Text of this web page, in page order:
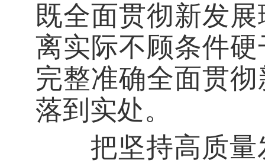
既全面贯彻新发
离实际不顾条件
完整准确全面贯
落到实处。
把坚持高质量